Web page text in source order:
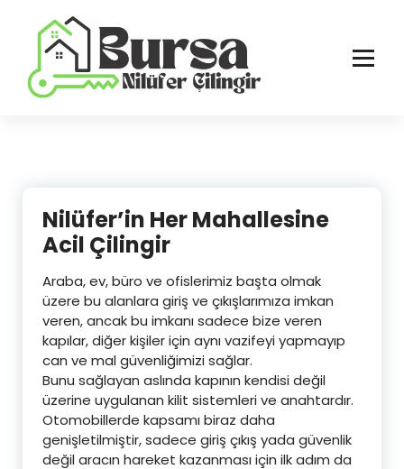
Nilüfer’in Her Mahallesine
Acil Çilingir
Araba, ev, büro ve ofislerimiz başta olmak
üzere bu alanlara giriş ve çıkışlarımıza imkan
veren, ancak bu imkanı sadece bize veren
kapılar, diğer kişiler için aynı vazifeyi yapmayıp
can ve mal güvenliğimizi sağlar.
Bunu sağlayan aslında kapının kendisi değil
üzerine uygulanan kilit sistemleri ve anahtardır.
Otomobillerde kapsamı biraz daha
genişletilmiştir, sadece giriş çıkış yada güvenlik
değil aracın hareket kazanması için ilk adım da